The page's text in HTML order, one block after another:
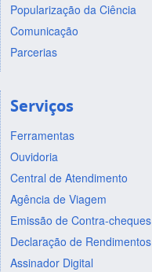
Popularização da Ciência
Comunicação
Parcerias
Serviços
Ferramentas
Ouvidoria
Central de Atendimento
Agência de Viagem
Emissão de Contra-cheques
Declaração de Rendimentos
Assinador Digital